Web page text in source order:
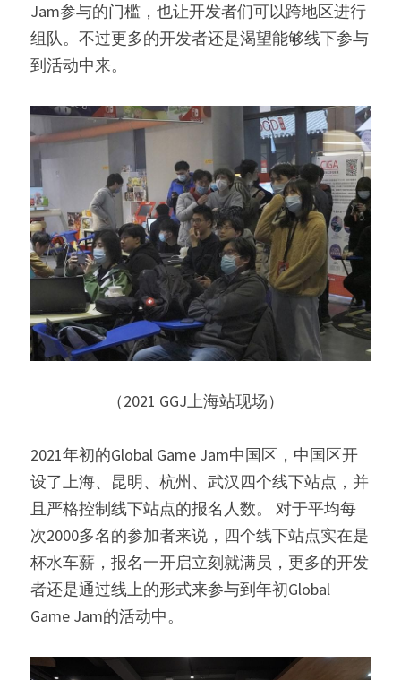
Jam参与的门槛，也让开发者们可以跨地区进行
组队。不过更多的开发者还是渴望能够线下参与
到活动中来。
（2021 GGJ上海站现场）
2021年初的Global Game Jam中国区，中国区开
设了上海、昆明、杭州、武汉四个线下站点，并
且严格控制线下站点的报名人数。 对于平均每
次2000多名的参加者来说，四个线下站点实在是
杯水车薪，报名一开启立刻就满员，更多的开发
者还是通过线上的形式来参与到年初Global
Game Jam的活动中。